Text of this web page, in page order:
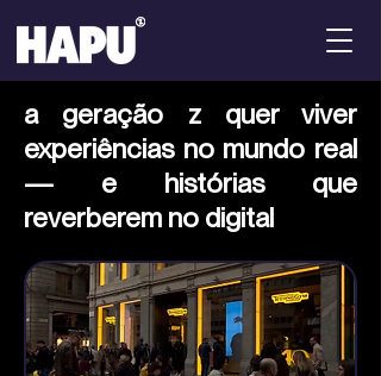
a geração z quer viver
experiências no mundo real
— e histórias que
reverberem no digital